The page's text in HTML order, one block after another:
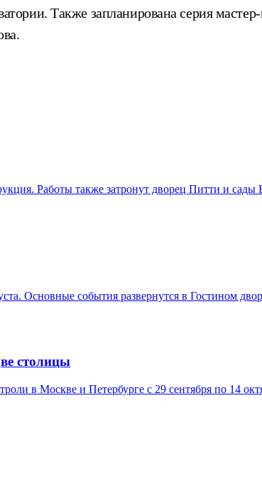
Также запланирована серия
Работы также затронут дворец Питти и
Основные события развернутся в Гостином
столицы
в Москве и Петербурге с 29 сентября по 14